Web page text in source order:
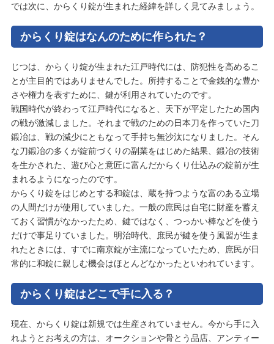
では次に、からくり錠が生まれた経緯を詳しく見てみましょう。
からくり錠はなんのために作られた？
じつは、からくり錠が生まれた江戸時代には、防犯性を高めるこ
とが主目的ではありませんでした。所持することで金銭的な豊か
さや権力を表すために、鍵が利用されていたのです。
戦国時代が終わって江戸時代になると、天下が平定したため国内
の戦が激減しました。それまで戦のための日本刀を作っていた刀
鍛冶は、戦の減少にともなって手持ち無沙汰になりました。そん
な刀鍛冶の多くが錠前づくりの副業をはじめた結果、鍛冶の技術
を生かされた、遊び心と意匠に富んだからくり仕込みの錠前が生
まれるようになったのです。
からくり錠をはじめとする和錠は、蔵を持つような富のある立場
の人間だけが使用していました。一般の庶民は自宅に財産を蓄え
ておく習慣がなかったため、鍵ではなく、つっかい棒などを使う
だけで事足りていました。明治時代、庶民が鍵を使う風習が生ま
れたときには、すでに南京錠が主流になっていたため、庶民が日
常的に和錠に親しむ機会はほとんどなかったといわれています。
からくり錠はどこで手に入る？
現在、からくり錠は新規では生産されていません。今から手に入
れようとお考えの方は、オークションや骨とう品店、アンティー